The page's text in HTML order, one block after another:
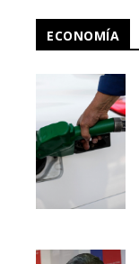
ECONOMÍA